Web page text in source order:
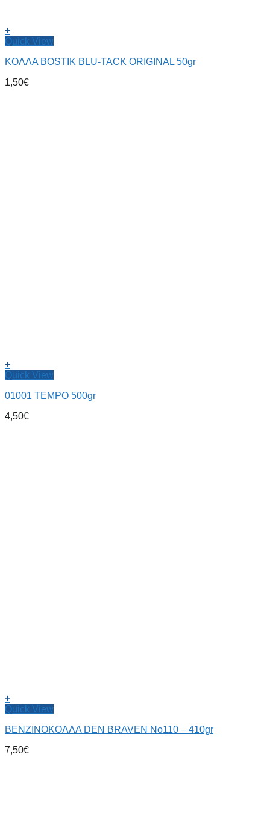
+
Quick View
ΚΟΛΛΑ BOSTIK BLU-TACK ORIGINAL 50gr
1,50€
+
Quick View
01001 TEMPO 500gr
4,50€
+
Quick View
ΒΕΝΖΙΝΟΚΟΛΛΑ DEN BRAVEN No110 – 410gr
7,50€